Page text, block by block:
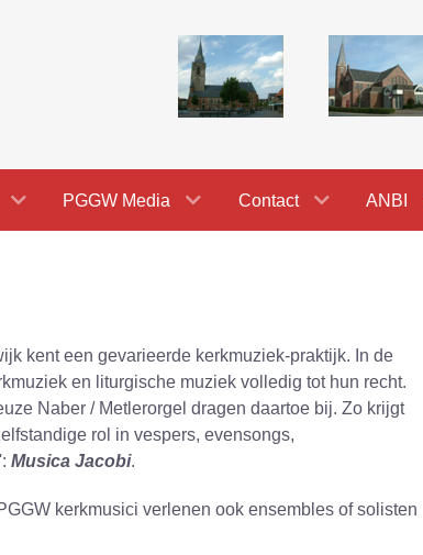
PGGW Media Contact ANBI
kent een gevarieerde kerkmuziek-praktijk. In de
en liturgische muziek volledig tot hun recht.
Naber / Metlerorgel dragen daartoe bij. Zo krijgt
rol in vespers, evensongs,
Musica Jacobi.
kerkmusici verlenen ook ensembles of solisten